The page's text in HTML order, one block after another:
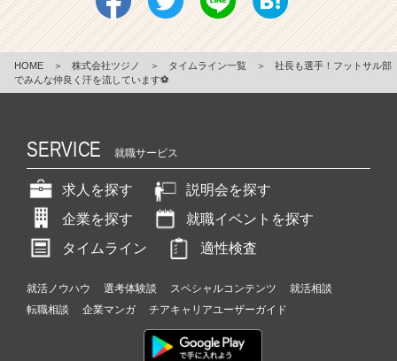
HOME ＞ 株式会社ツジノ ＞ タイムライン一覧 ＞
社長も選手！フットサル部
でみんな仲良く汗を流しています⚽
SERVICE 就職サービス
求人を探す
説明会を探す
企業を探す
就職イベントを探す
タイムライン
適性検査
就活ノウハウ 選考体験談 スペシャルコンテンツ
就活相談
転職相談
企業マンガ チアキャリアユーザーガイド